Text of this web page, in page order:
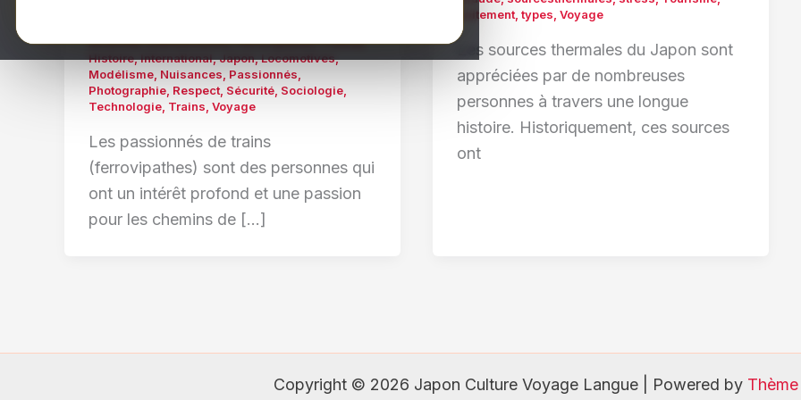
Diversité,Enthousiasme,Ferrovipathes,France,
Histoire,International,Japon,Locomotives,
Modélisme, Nuisances, Passionnés,
Photographie, Respect, Sécurité, Sociologie,
Technologie, Trains, Voyage
Les passionnés de trains
(ferrovipathes) sont des personnes qui
ont un intérêt profond et une passion
pour les chemins de […]
traitement, types Voyage
Les sources thermales du Japon sont
appréciées par de nombreuses
personnes à travers une longue
histoire. Historiquement, ces sources
ont
Copyright © 2026 Japon Culture Voyage Langue | Powered by